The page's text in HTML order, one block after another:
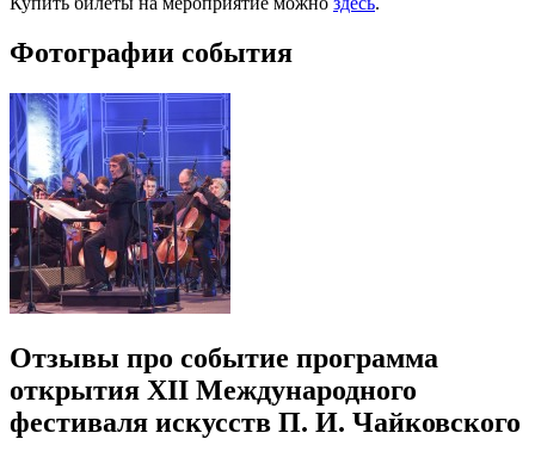
Фотографии события
Отзывы про событие программа
открытия XII Международного
фестиваля искусств П. И. Чайковского